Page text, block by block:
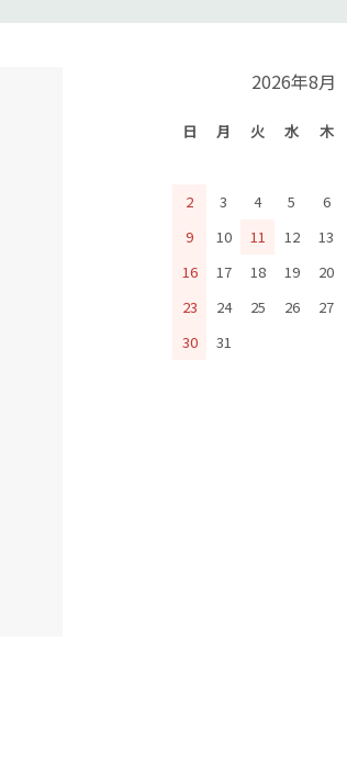
2026年8月
日 月 火 水 木
2
3 4 5 6
9
10 11 12 13
16
17 18 19 20
23
24 25 26 27
30
31